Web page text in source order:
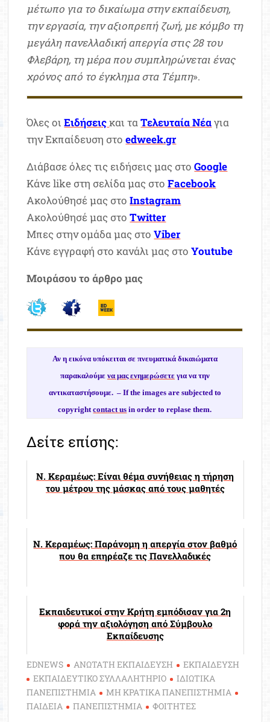
μέτωπο για το δικαίωμα στην εκπαίδευση,
την εργασία, την αξιοπρεπή ζωή, με κόμβο τη
μεγάλη πανελλαδική απεργία στις 28 του
Φλεβάρη, τη μέρα που συμπληρώνεται ένας
χρόνος από το έγκλημα στα Τέμπη».
Όλες οιΕιδήσειςκαι ταΤελευταία Νέαγια
την Εκπαίδευση στοedweek.gr
Διάβασε όλες τις ειδήσεις μας στοGoogle
Κάνε like στη σελίδα μας στοFacebook
Ακολούθησέ μας στοInstagram
Ακολούθησέ μας στοTwitter
Μπες στην ομάδα μας στοViber
Κάνε εγγραφή στο κανάλι μας στοYoutube
Μοιράσου το άρθρο μας
Αν η εικόνα υπόκειται σε πνευματικά δικαιώματα
παρακαλούμε να μας ενημερώσετεγια να την
αντικαταστήσουμε. – If the images are subjected to
copyrightcontact us in order to replase them.
Δείτε επίσης:
Ν. Κεραμέως: Είναι θέμα συνήθειας η τήρηση
του μέτρου της μάσκας από τους μαθητές
Ν. Κεραμέως: Παράνομη η απεργία στον βαθμό
που θα επηρέαζε τις Πανελλαδικές
Εκπαιδευτικοί στην Κρήτη εμπόδισαν για 2η
φορά την αξιολόγηση από Σύμβουλο
Εκπαίδευσης
EDNEWS ΑΝΩΤΑΤΗ ΕΚΠΑΙΔΕΥΣΗ
ΕΚΠΑΙΔΕΥΣΗ
ΕΚΠΑΙΔΕΥΤΙΚΟ ΣΥΛΛΑΛΗΤΗΡΙΟ
ΙΔΙΩΤΙΚΑ
ΠΑΝΕΠΙΣΤΗΜΙΑ
ΜΗ ΚΡΑΤΙΚΑ ΠΑΝΕΠΙΣΤΗΜΙΑ
ΠΑΙΔΕΙΑ
ΠΑΝΕΠΙΣΤΗΜΙΑ ΦΟΙΤΗΤΕΣ